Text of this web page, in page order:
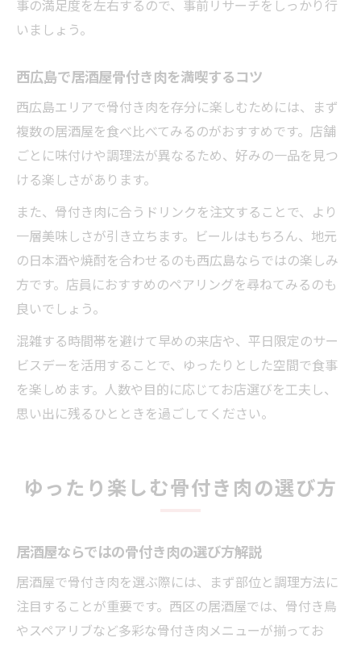
事の満足度を左右するので、事前リサーチをしっかり行
いましょう。
西広島で居酒屋骨付き肉を満喫するコツ
西広島エリアで骨付き肉を存分に楽しむためには、まず
複数の居酒屋を食べ比べてみるのがおすすめです。店舗
ごとに味付けや調理法が異なるため、好みの一品を見つ
ける楽しさがあります。
また、骨付き肉に合うドリンクを注文することで、より
一層美味しさが引き立ちます。ビールはもちろん、地元
の日本酒や焼酎を合わせるのも西広島ならではの楽しみ
方です。店員におすすめのペアリングを尋ねてみるのも
良いでしょう。
混雑する時間帯を避けて早めの来店や、平日限定のサー
ビスデーを活用することで、ゆったりとした空間で食事
を楽しめます。人数や目的に応じてお店選びを工夫し、
思い出に残るひとときを過ごしてください。
ゆったり楽しむ骨付き肉の選び方
居酒屋ならではの骨付き肉の選び方解説
居酒屋で骨付き肉を選ぶ際には、まず部位と調理方法に
注目することが重要です。西区の居酒屋では、骨付き鳥
やスペアリブなど多彩な骨付き肉メニューが揃ってお